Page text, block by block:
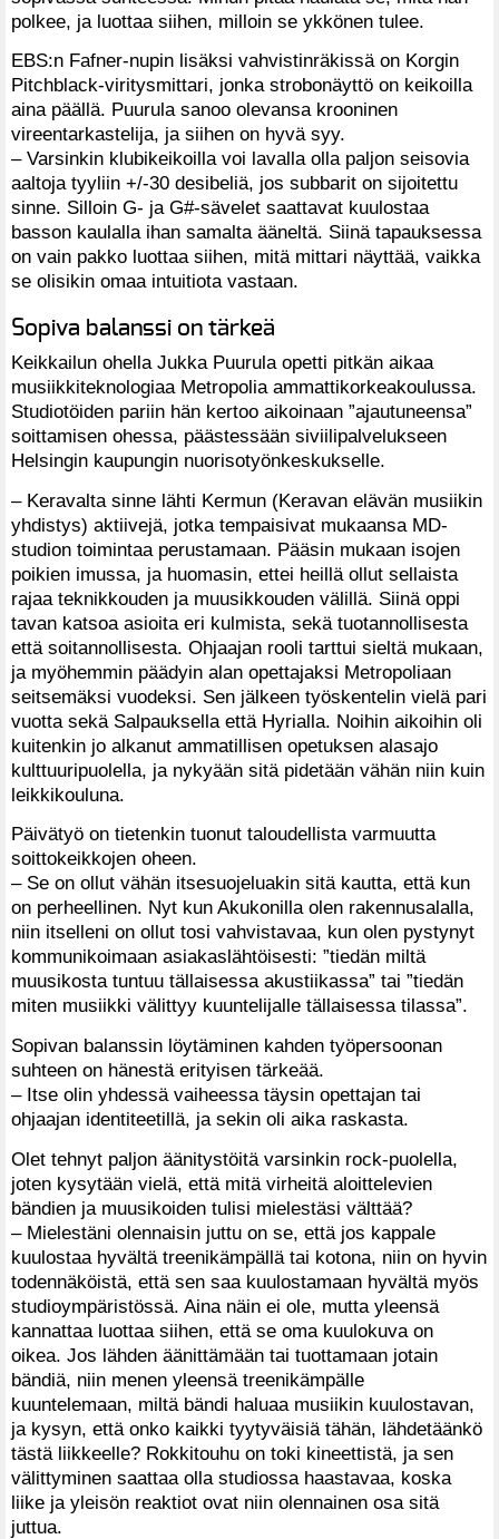
polkee, ja luottaa siihen, milloin se ykkönen tulee.
EBS:n Fafner-nupin lisäksi vahvistinräkissä on Korgin
Pitchblack-viritysmittari, jonka strobonäyttö on keikoilla
aina päällä. Puurula sanoo olevansa krooninen
vireentarkastelija, ja siihen on hyvä syy.
– Varsinkin klubikeikoilla voi lavalla olla paljon seisovia
aaltoja tyyliin +/-30 desibeliä, jos subbarit on sijoitettu
sinne. Silloin G- ja G#-sävelet saattavat kuulostaa
basson kaulalla ihan samalta ääneltä. Siinä tapauksessa
on vain pakko luottaa siihen, mitä mittari näyttää, vaikka
se olisikin omaa intuitiota vastaan.
Sopiva balanssi on tärkeä
Keikkailun ohella Jukka Puurula opetti pitkän aikaa
musiikkiteknologiaa Metropolia ammattikorkeakoulussa.
Studiotöiden pariin hän kertoo aikoinaan ”ajautuneensa”
soittamisen ohessa, päästessään siviilipalvelukseen
Helsingin kaupungin nuorisotyönkeskukselle.
– Keravalta sinne lähti Kermun (Keravan elävän musiikin
yhdistys) aktiivejä, jotka tempaisivat mukaansa MD-
studion toimintaa perustamaan. Pääsin mukaan isojen
poikien imussa, ja huomasin, ettei heillä ollut sellaista
rajaa teknikkouden ja muusikkouden välillä. Siinä oppi
tavan katsoa asioita eri kulmista, sekä tuotannollisesta
että soitannollisesta. Ohjaajan rooli tarttui sieltä mukaan,
ja myöhemmin päädyin alan opettajaksi Metropoliaan
seitsemäksi vuodeksi. Sen jälkeen työskentelin vielä pari
vuotta sekä Salpauksella että Hyrialla. Noihin aikoihin oli
kuitenkin jo alkanut ammatillisen opetuksen alasajo
kulttuuripuolella, ja nykyään sitä pidetään vähän niin kuin
leikkikouluna.
Päivätyö on tietenkin tuonut taloudellista varmuutta
soittokeikkojen oheen.
– Se on ollut vähän itsesuojeluakin sitä kautta, että kun
on perheellinen. Nyt kun Akukonilla olen rakennusalalla,
niin itselleni on ollut tosi vahvistavaa, kun olen pystynyt
kommunikoimaan asiakaslähtöisesti: ”tiedän miltä
muusikosta tuntuu tällaisessa akustiikassa” tai ”tiedän
miten musiikki välittyy kuuntelijalle tällaisessa tilassa”.
Sopivan balanssin löytäminen kahden työpersoonan
suhteen on hänestä erityisen tärkeää.
– Itse olin yhdessä vaiheessa täysin opettajan tai
ohjaajan identiteetillä, ja sekin oli aika raskasta.
Olet tehnyt paljon äänitystöitä varsinkin rock-puolella,
joten kysytään vielä, että mitä virheitä aloittelevien
bändien ja muusikoiden tulisi mielestäsi välttää?
– Mielestäni olennaisin juttu on se, että jos kappale
kuulostaa hyvältä treenikämpällä tai kotona, niin on hyvin
todennäköistä, että sen saa kuulostamaan hyvältä myös
studioympäristössä. Aina näin ei ole, mutta yleensä
kannattaa luottaa siihen, että se oma kuulokuva on
oikea. Jos lähden äänittämään tai tuottamaan jotain
bändiä, niin menen yleensä treenikämpälle
kuuntelemaan, miltä bändi haluaa musiikin kuulostavan,
ja kysyn, että onko kaikki tyytyväisiä tähän, lähdetäänkö
tästä liikkeelle? Rokkitouhu on toki kineettistä, ja sen
välittyminen saattaa olla studiossa haastavaa, koska
liike ja yleisön reaktiot ovat niin olennainen osa sitä
juttua.